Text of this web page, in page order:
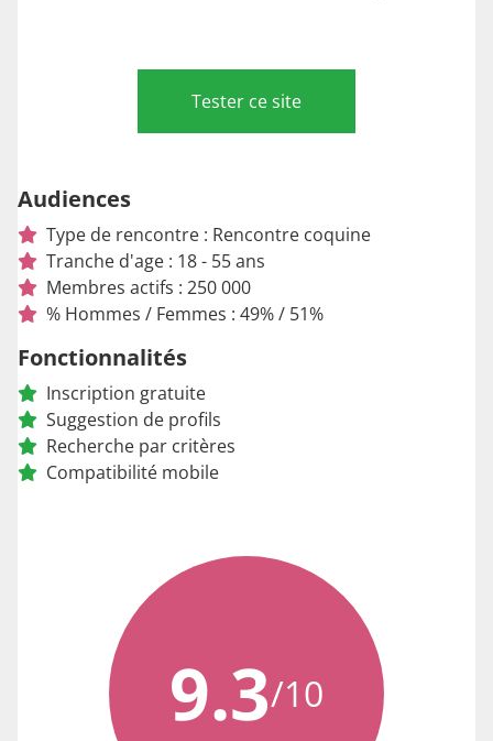
Audiences
Type de rencontre : Rencontre coquine
Tranche d'age : 18 - 55 ans
Membres actifs : 250 000
% Hommes / Femmes : 49% / 51%
Fonctionnalités
Inscription gratuite
Suggestion de profils
Recherche par critères
Compatibilité mobile
Tester ce site
9.3/10